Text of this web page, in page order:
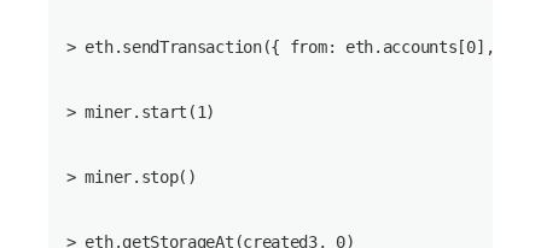
> eth.sendTransaction({ from: eth.accounts[0],
> miner.start(1)
> miner.stop()
> eth.getStorageAt(created3, 0)